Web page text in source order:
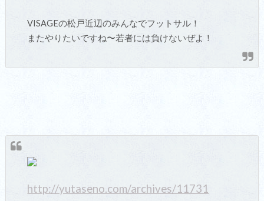
VISAGEの松戸近辺のみんなでフットサル！
またやりたいですね〜若者には負けないぜよ！
http://yutaseno.com/archives/11731